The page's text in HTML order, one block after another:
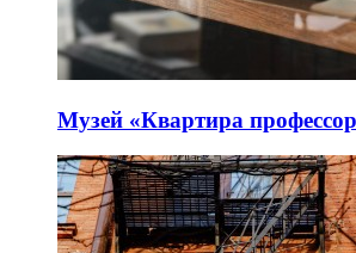
Музей «Квартира